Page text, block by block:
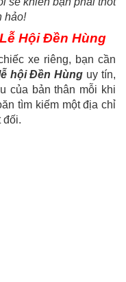
hảo!
Hội Đền Hùng
xe riêng, bạn cần
hội Đền Hùng uy tín,
của bản thân mỗi khi
tìm kiếm một địa chỉ
đối.